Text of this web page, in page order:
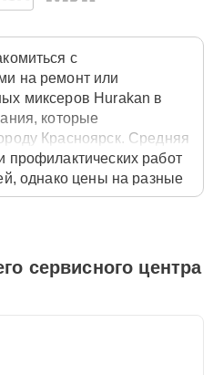
с
на ремонт или
миксеров Hurakan в
которые
Красноярск. Средняя
профилактических работ
однако цены на разные
различаться. Полную
Для расчета итоговой
миксера
сервисного центра